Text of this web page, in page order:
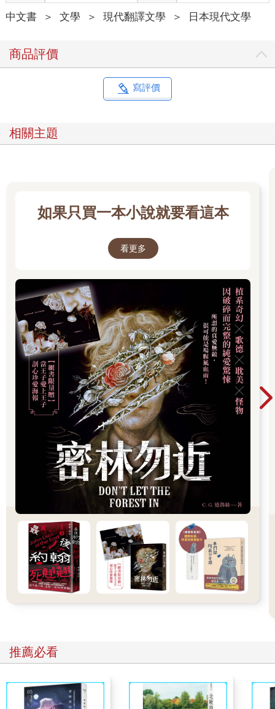
中文書 ＞ 文學 ＞ 現代翻譯文學 ＞ 日本現代文學
商品評價
寫評價
相關主題
如果只買一本小說就要看這本
看更多
推薦必看